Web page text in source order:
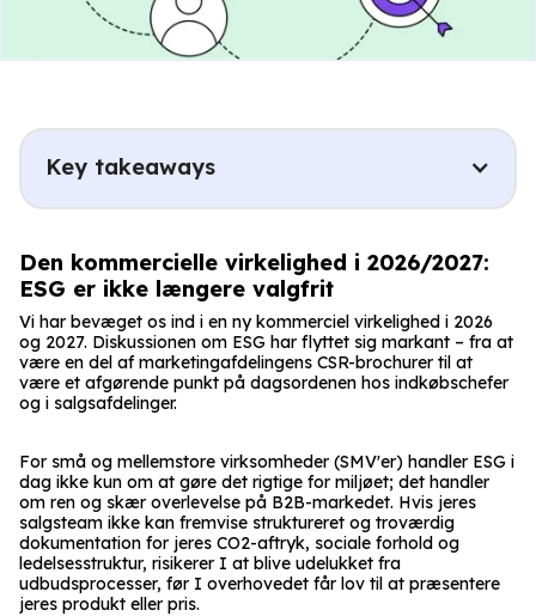
Key takeaways
Den kommercielle virkelighed i 2026/2027:
ESG er ikke længere valgfrit
Vi har bevæget os ind i en ny kommerciel virkelighed i 2026
og 2027. Diskussionen om ESG har flyttet sig markant – fra at
være en del af marketingafdelingens CSR-brochurer til at
være et afgørende punkt på dagsordenen hos indkøbschefer
og i salgsafdelinger.
For små og mellemstore virksomheder (SMV'er) handler ESG i
dag ikke kun om at gøre det rigtige for miljøet; det handler
om ren og skær overlevelse på B2B-markedet. Hvis jeres
salgsteam ikke kan fremvise struktureret og troværdig
dokumentation for jeres CO2-aftryk, sociale forhold og
ledelsesstruktur, risikerer I at blive udelukket fra
udbudsprocesser, før I overhovedet får lov til at præsentere
jeres produkt eller pris.